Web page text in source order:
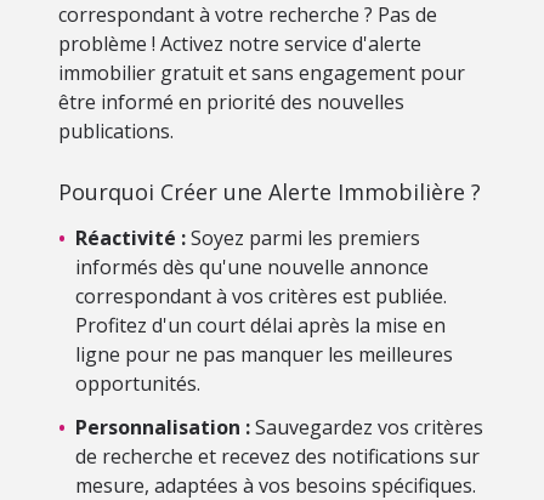
correspondant à votre recherche ? Pas de
problème ! Activez notre service d'alerte
immobilier gratuit et sans engagement pour
être informé en priorité des nouvelles
publications.
Pourquoi Créer une Alerte Immobilière ?
• Réactivité :Soyez parmi les premiers
informés dès qu'une nouvelle annonce
correspondant à vos critères est publiée.
Profitez d'un court délai après la mise en
ligne pour ne pas manquer les meilleures
opportunités.
• Personnalisation :Sauvegardez vos critères
de recherche et recevez des notifications sur
mesure, adaptées à vos besoins spécifiques.